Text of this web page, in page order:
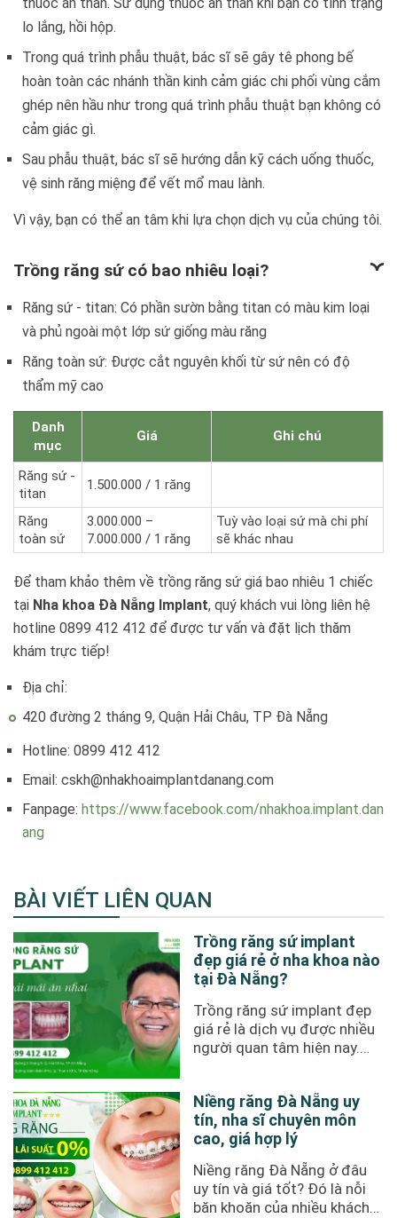
thuốc an thần. Sử dụng thuốc an thần khi bạn có tình trạng
lo lắng, hồi hộp.
Trong quá trình phẫu thuật, bác sĩ sẽ gây tê phong bế
hoàn toàn các nhánh thần kinh cảm giác chi phối vùng cắm
ghép nên hầu như trong quá trình phẫu thuật bạn không có
cảm giác gì.
Sau phẫu thuật, bác sĩ sẽ hướng dẫn kỹ cách uống thuốc,
vệ sinh răng miệng để vết mổ mau lành.
Vì vậy, bạn có thể an tâm khi lựa chọn dịch vụ của chúng tôi.
Trồng răng sứ có bao nhiêu loại?
Răng sứ - titan: Có phần sườn bằng titan có màu kim loại
và phủ ngoài một lớp sứ giống màu răng
Răng toàn sứ: Được cắt nguyên khối từ sứ nên có độ
thẩm mỹ cao
Danh
mục
Giá Ghi chú
Răng sứ -
titan
1.500.000 / 1 răng
Răng
toàn sứ
3.000.000 –
7.000.000 / 1 răng
Tuỳ vào loại sứ mà chi phí
sẽ khác nhau
Để tham khảo thêm về trồng răng sứ giá bao nhiêu 1 chiếc
tại Nha khoa Đà Nẵng Implant, quý khách vui lòng liên hệ
hotline 0899 412 412 để được tư vấn và đặt lịch thăm
khám trực tiếp!
Địa chỉ:
420 đường 2 tháng 9, Quận Hải Châu, TP Đà Nẵng
Hotline: 0899 412 412
Email: cskh@nhakhoaimplantdanang.com
Fanpage: https://www.facebook.com/nhakhoa.implant.dan
ang
BÀI VIẾT LIÊN QUAN
Trồng răng sứ implant
đẹp giá rẻ ở nha khoa nào
tại Đà Nẵng?
Trồng răng sứ implant đẹp
giá rẻ là dịch vụ được nhiều
người quan tâm hiện nay.
Niềng răng Đà Nẵng uy
tín, nha sĩ chuyên môn
cao, giá hợp lý
Niềng răng Đà Nẵng ở đâu
uy tín và giá tốt? Đó là nỗi
băn khoăn của nhiều khách